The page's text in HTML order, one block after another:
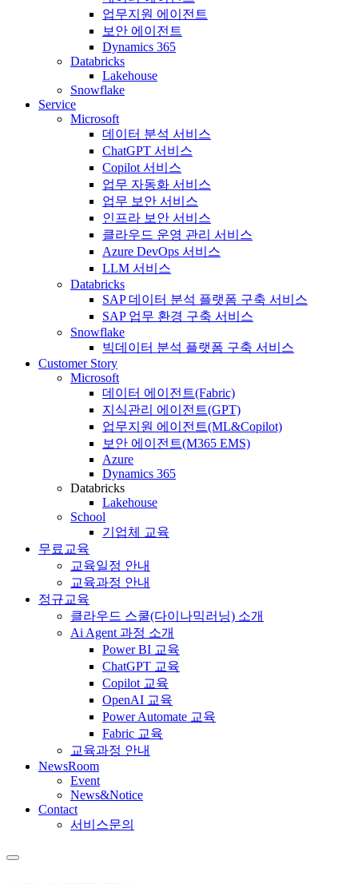
업무지원 에이전트
보안 에이전트
Dynamics 365
Databricks
Lakehouse
Snowflake
Service
Microsoft
데이터 분석 서비스
ChatGPT 서비스
Copilot 서비스
업무 자동화 서비스
업무 보안 서비스
인프라 보안 서비스
클라우드 운영 관리 서비스
Azure DevOps 서비스
LLM 서비스
Databricks
SAP 데이터 분석 플랫폼 구축 서비스
SAP 업무 환경 구축 서비스
Snowflake
빅데이터 분석 플랫폼 구축 서비스
Customer Story
Microsoft
데이터 에이전트(Fabric)
지식관리 에이전트(GPT)
업무지원 에이전트(ML&Copilot)
보안 에이전트(M365 EMS)
Azure
Dynamics 365
Databricks
Lakehouse
School
기업체 교육
무료교육
교육일정 안내
교육과정 안내
정규교육
클라우드 스쿨(다이나믹러닝) 소개
Ai Agent 과정 소개
Power BI 교육
ChatGPT 교육
Copilot 교육
OpenAI 교육
Power Automate 교육
Fabric 교육
교육과정 안내
NewsRoom
Event
News&Notice
Contact
서비스문의